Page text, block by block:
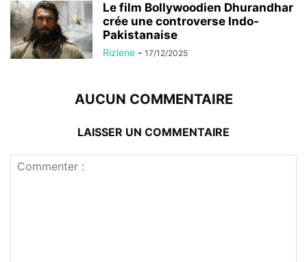
Le film Bollywoodien Dhurandhar
crée une controverse Indo-
Pakistanaise
Rizlene - 17/12/2025
AUCUN COMMENTAIRE
LAISSER UN COMMENTAIRE